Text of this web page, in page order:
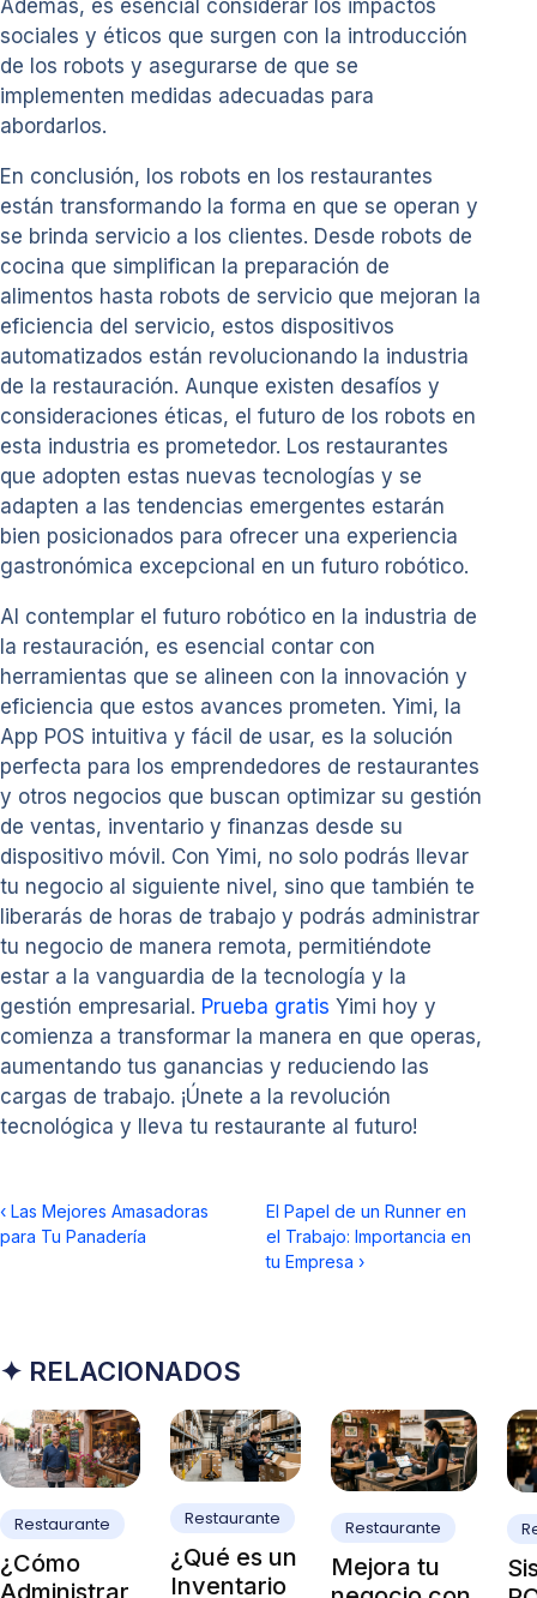
Además, es esencial considerar los impactos
sociales y éticos que surgen con la introducción
de los robots y asegurarse de que se
implementen medidas adecuadas para
abordarlos.
En conclusión, los robots en los restaurantes
están transformando la forma en que se operan y
se brinda servicio a los clientes. Desde robots de
cocina que simplifican la preparación de
alimentos hasta robots de servicio que mejoran la
eficiencia del servicio, estos dispositivos
automatizados están revolucionando la industria
de la restauración. Aunque existen desafíos y
consideraciones éticas, el futuro de los robots en
esta industria es prometedor. Los restaurantes
que adopten estas nuevas tecnologías y se
adapten a las tendencias emergentes estarán
bien posicionados para ofrecer una experiencia
gastronómica excepcional en un futuro robótico.
Al contemplar el futuro robótico en la industria de
la restauración, es esencial contar con
herramientas que se alineen con la innovación y
eficiencia que estos avances prometen. Yimi, la
App POS intuitiva y fácil de usar, es la solución
perfecta para los emprendedores de restaurantes
y otros negocios que buscan optimizar su gestión
de ventas, inventario y finanzas desde su
dispositivo móvil. Con Yimi, no solo podrás llevar
tu negocio al siguiente nivel, sino que también te
liberarás de horas de trabajo y podrás administrar
tu negocio de manera remota, permitiéndote
estar a la vanguardia de la tecnología y la
gestión empresarial. Prueba gratis Yimi hoy y
comienza a transformar la manera en que operas,
aumentando tus ganancias y reduciendo las
cargas de trabajo. ¡Únete a la revolución
tecnológica y lleva tu restaurante al futuro!
‹ Las Mejores Amasadoras
para Tu Panadería
El Papel de un Runner en
el Trabajo: Importancia en
tu Empresa ›
✦ RELACIONADOS
Restaurante
¿Cómo
Administrar
Restaurante
¿Qué es un
Inventario
Restaurante
Mejora tu